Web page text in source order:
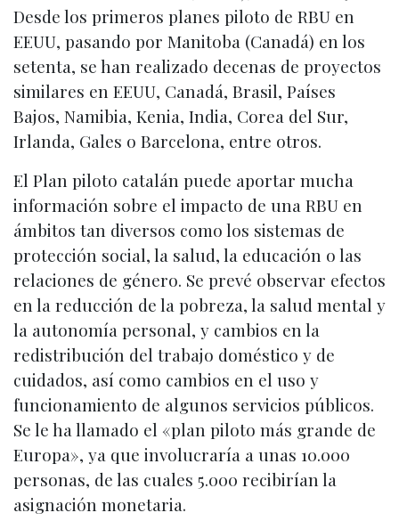
Desde los primeros planes piloto de RBU en
EEUU, pasando por Manitoba (Canadá) en los
setenta, se han realizado decenas de proyectos
similares en EEUU, Canadá, Brasil, Países
Bajos, Namibia, Kenia, India, Corea del Sur,
Irlanda, Gales o Barcelona, entre otros.
El Plan piloto catalán puede aportar mucha
información sobre el impacto de una RBU en
ámbitos tan diversos como los sistemas de
protección social, la salud, la educación o las
relaciones de género. Se prevé observar efectos
en la reducción de la pobreza, la salud mental y
la autonomía personal, y cambios en la
redistribución del trabajo doméstico y de
cuidados, así como cambios en el uso y
funcionamiento de algunos servicios públicos.
Se le ha llamado el «plan piloto más grande de
Europa», ya que involucraría a unas 10.000
personas, de las cuales 5.000 recibirían la
asignación monetaria.